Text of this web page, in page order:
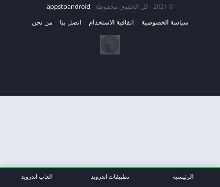
© 2021 - كل الحقوق محفوظة -
appstoandroid
سياسة الخصوصية
اتفاقية الاستخدام اتصل بنا من نحن
الرئيسية تطبيقات اندرويد العاب اندرويد